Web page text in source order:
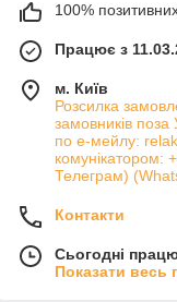
100% позитивних
Працює з
м. Київ
Розсилка
замовників
по е-мейлу:
комунікатором:
Телеграм)
Контакти
Сьогодні
Показати весь